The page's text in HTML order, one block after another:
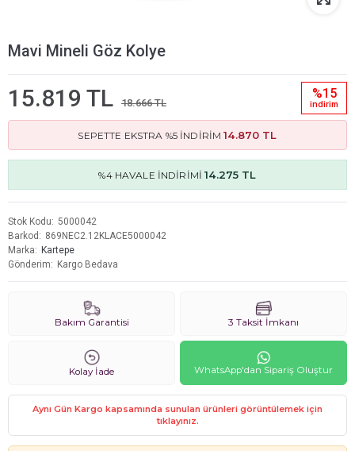
Mavi Mineli Göz Kolye
15.819 TL 18.666 TL
%15
i̇ndi̇ri̇m
SEPETTE EKSTRA %5 İNDİRİM14.870 TL
%4 HAVALE İNDİRİMİ14.275 TL
Stok Kodu
5000042
Barkod
869NEC2.12KLACE5000042
Marka
Kartepe
Gönderim
Kargo Bedava
Bakım Garantisi 3 Taksit İmkanı
Kolay İade WhatsApp'dan Sipariş Oluştur
Aynı Gün Kargo kapsamında sunulan ürünleri görüntülemek için
tıklayınız.